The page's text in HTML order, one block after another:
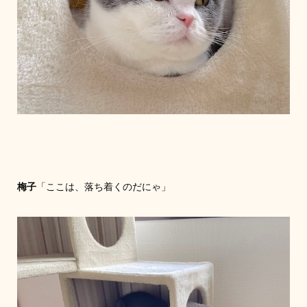
梅子「ここは、落ち着くのだにゃ」